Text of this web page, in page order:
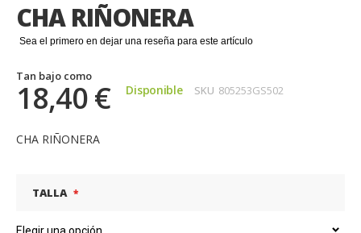
CHA RIÑONERA
Sea el primero en dejar una reseña para este artículo
Tan bajo como
18,40 € Disponible SKU 805253GS502
CHA RIÑONERA
TALLA
de
la
galería
imágenes